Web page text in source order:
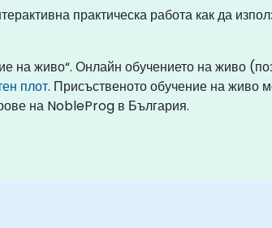
практическа работа как да
на живо“. Онлайн обучението на живо
плот. Присъственото обучение на живо
на NobleProg в България.